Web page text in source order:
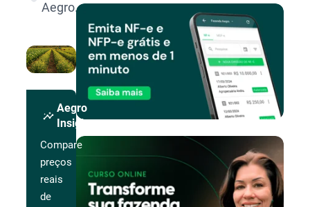
Aegro.
insights
Aegro
Insights
Compare
preços
reais
de